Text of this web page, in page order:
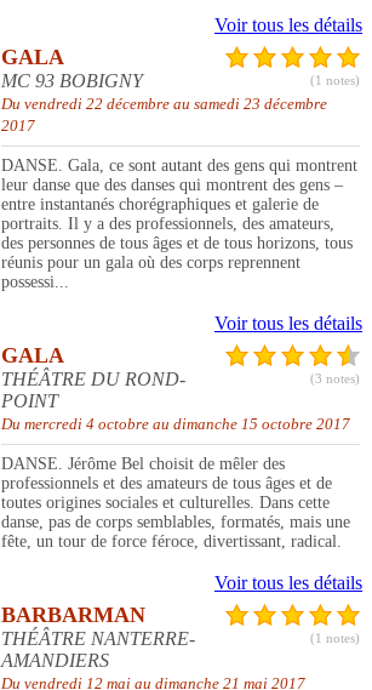
Voir tous les détails
(1 notes)
GALA
MC 93 BOBIGNY
Du vendredi 22 décembre au samedi 23 décembre
2017
DANSE. Gala, ce sont autant des gens qui montrent
leur danse que des danses qui montrent des gens –
entre instantanés chorégraphiques et galerie de
portraits. Il y a des professionnels, des amateurs,
des personnes de tous âges et de tous horizons, tous
réunis pour un gala où des corps reprennent
possessi...
Voir tous les détails
(3 notes)
GALA
THÉÂTRE DU ROND-
POINT
Du mercredi 4 octobre au dimanche 15 octobre 2017
DANSE. Jérôme Bel choisit de mêler des
professionnels et des amateurs de tous âges et de
toutes origines sociales et culturelles. Dans cette
danse, pas de corps semblables, formatés, mais une
fête, un tour de force féroce, divertissant, radical.
Voir tous les détails
(1 notes)
BARBARMAN
THÉÂTRE NANTERRE-
AMANDIERS
Du vendredi 12 mai au dimanche 21 mai 2017